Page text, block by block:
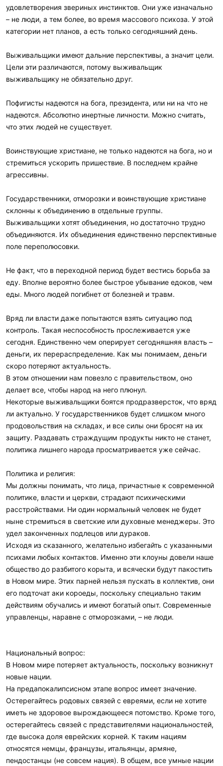
удовлетворения звериных инстинктов. Они уже изначально
– не люди, а тем более, во время массового психоза. У этой
категории нет планов, а есть только сегодняшний день.
Выживальщики имеют дальние перспективы, а значит цели.
Цели эти различаются, потому выживальщик
выживальщику не обязательно друг.
Пофигисты надеются на бога, президента, или ни на что не
надеются. Абсолютно инертные личности. Можно считать,
что этих людей не существует.
Воинствующие христиане, не только надеются на бога, но и
стремиться ускорить пришествие. В последнем крайне
агрессивны.
Государственники, отморозки и воинствующие христиане
склонны к объединению в отдельные группы.
Выживальщики хотят объединения, но достаточно трудно
объединяются. Их объединения единственно перспективные
поле переполюсовки.
Не факт, что в переходной период будет вестись борьба за
еду. Вполне вероятно более быстрое убывание едоков, чем
еды. Много людей погибнет от болезней и травм.
Вряд ли власти даже попытаются взять ситуацию под
контроль. Такая неспособность прослеживается уже
сегодня. Единственно чем оперирует сегодняшняя власть –
деньги, их перераспределение. Как мы понимаем, деньги
скоро потеряют актуальность.
В этом отношении нам повезло с правительством, оно
делает все, чтобы народ на него плюнул.
Некоторые выживальщики боятся продразверсток, что вряд
ли актуально. У государственников будет слишком много
продовольствия на складах, и все силы они бросят на их
защиту. Раздавать страждущим продукты никто не станет,
политика лишнего народа просматривается уже сейчас.
Политика и религия:
Мы должны понимать, что лица, причастные к современной
политике, власти и церкви, страдают психическими
расстройствами. Ни один нормальный человек не будет
ныне стремиться в светские или духовные менеджеры. Это
удел законченных подлецов или дураков.
Исходя из сказанного, желательно избегайть с указанными
психами любых контактов. Именно эти клоуны довели наше
общество до разбитого корыта, и всячески будут пакостить
в Новом мире. Этих парней нельзя пускать в коллектив, они
его подточат аки короеды, поскольку специально таким
действиям обучались и имеют богатый опыт. Современные
управленцы, наравне с отморозками, – не люди.
Национальный вопрос:
В Новом мире потеряет актуальность, поскольку возникнут
новые нации.
На предапокалипсисном этапе вопрос имеет значение.
Остерегайтесь родовых связей с евреями, если не хотите
иметь не здоровое вырождающееся потомство. Кроме того,
остерегайтесь связей с представителями национальностей,
где высока доля еврейских корней. К таким нациям
относятся немцы, французы, итальянцы, армяне,
пендостанцы (не совсем нация). В общем, все умные нации